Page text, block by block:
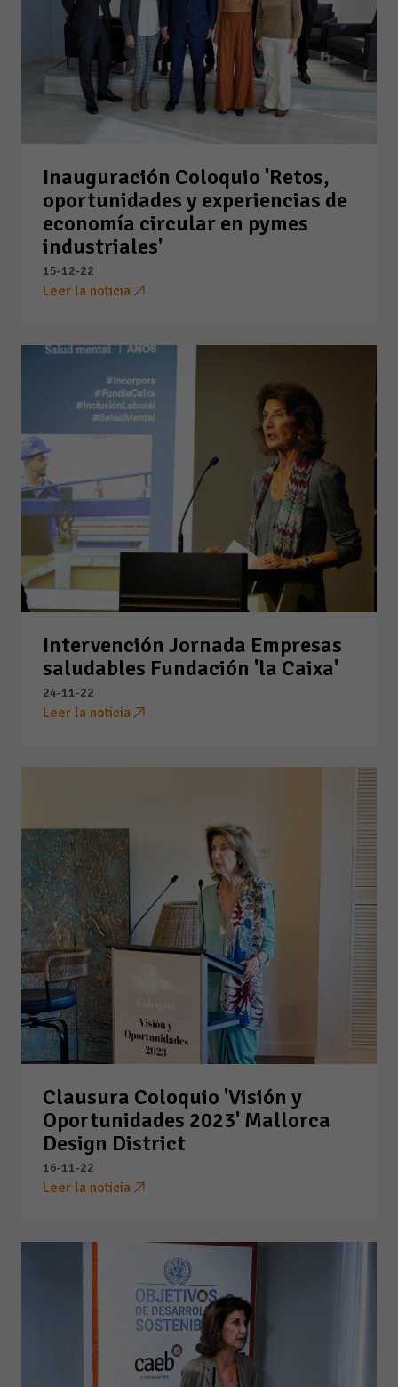
Inauguración Coloquio 'Retos,
oportunidades y experiencias de
economía circular en pymes
industriales'
15-12-22
Leer la noticia
Intervención Jornada Empresas
saludables Fundación 'la Caixa'
24-11-22
Leer la noticia
Clausura Coloquio 'Visión y
Oportunidades 2023' Mallorca
Design District
16-11-22
Leer la noticia